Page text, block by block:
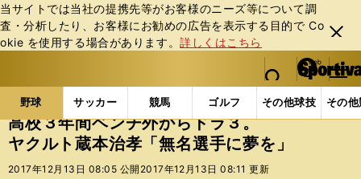
当サイトでは当社の提携先等がお客様のニーズ等について調
査・分析したり、お客様にお勧めの広告を表⽰する⽬的で Co
okie を使⽤する場合があります。詳しくはこちら
閉じ
る
web Sportiva (webスポルティーバ)
検索
マイペ
ー
ジ
メニュ
野球 サッカー 競馬 ゴルフ その他球技 その
b
ス
ポ
ル
野球の記事一覧 プロ野球 高校３年間ベンチ外から
高校３年間ベンチ外からドラ３。
ヤクルト蔵本治孝「無名選手に夢を」
2017年12月13日 08:05 公開 2017年12月13日 08:11 更新